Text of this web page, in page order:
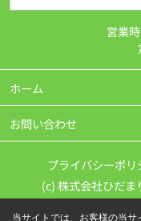
営業時
ホーム
お問い合わせ
プライバシーポリ
(c) 株式会社ひだ
当サイトでは、お客様の当